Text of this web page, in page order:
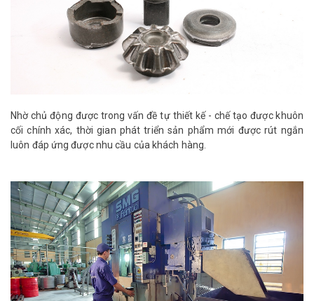
Nhờ chủ động được trong vấn đề tự thiết kế - chế tạo được khuôn
cối chính xác, thời gian phát triển sản phẩm mới được rút ngắn
luôn đáp ứng được nhu cầu của khách hàng.